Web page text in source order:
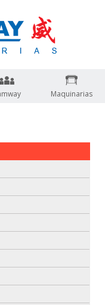
Maquinarias
guía o boleta:
problema: